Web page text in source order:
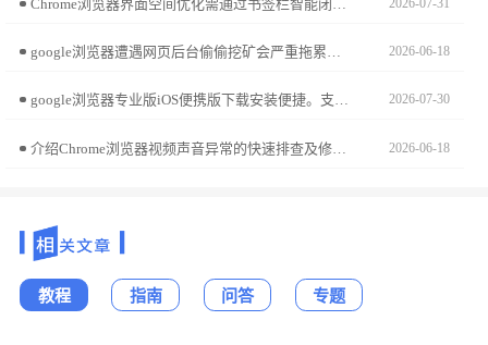
2026-07-31
google浏览器遭遇网页后台偷偷挖矿会严重拖累系统性能。本文提供了专业的拦截策略，教您通过浏览器扩展或高级设置屏蔽挖矿代码，防止恶意脚本恶意占用算力，确保电脑流畅运行。 2026-06-18
google浏览器专业版iOS便携版下载安装便捷。支持移动办公，高效访问网页和企业数据，操作简单安全，保证浏览体验流畅稳定。 2026-07-30
介绍Chrome浏览器视频声音异常的快速排查及修复方法，帮助用户解决声音问题，恢复正常播放。 2026-06-18
教程 指南 问答 专题